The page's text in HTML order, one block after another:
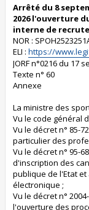
Arrêté du 8
2026 l'ouverture
interne de
NOR :
ELI : https://
JORF n°0216 du 17
Texte n° 60
Annexe
La ministre des
Vu le code général
Vu le décret n° 85-
particulier des
Vu le décret n° 95-
d'inscription des
publique de l'Etat
électronique ;
Vu le décret n°
l'ouverture des